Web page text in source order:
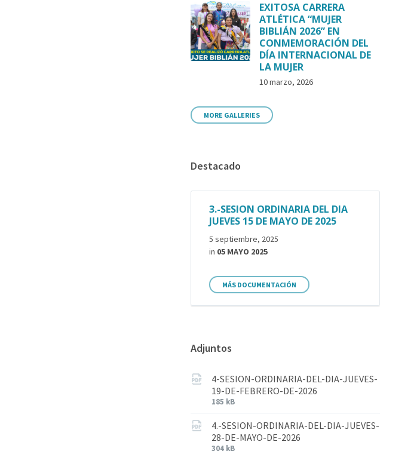
EXITOSA CARRERA
ATLÉTICA “MUJER
BIBLIÁN 2026” EN
CONMEMORACIÓN DEL
DÍA INTERNACIONAL DE
LA MUJER
10 marzo, 2026
MORE GALLERIES
Destacado
3.-SESION ORDINARIA DEL DIA
JUEVES 15 DE MAYO DE 2025
5 septiembre, 2025
in 05 MAYO 2025
MÁS DOCUMENTACIÓN
Adjuntos
4-SESION-ORDINARIA-DEL-DIA-JUEVES-
19-DE-FEBRERO-DE-2026
185 kB
4.-SESION-ORDINARIA-DEL-DIA-JUEVES-
28-DE-MAYO-DE-2026
304 kB